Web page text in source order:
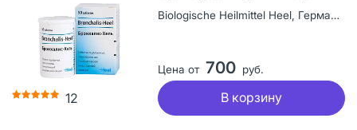
12
Biologische Heilmittel Heel, Германия
Цена от 700 руб.
В корзину